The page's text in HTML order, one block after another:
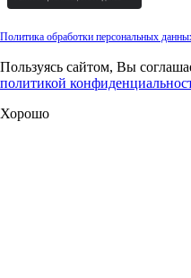
Политика обработки персональных
Пользуясь сайтом, Вы
политикой
Хорошо